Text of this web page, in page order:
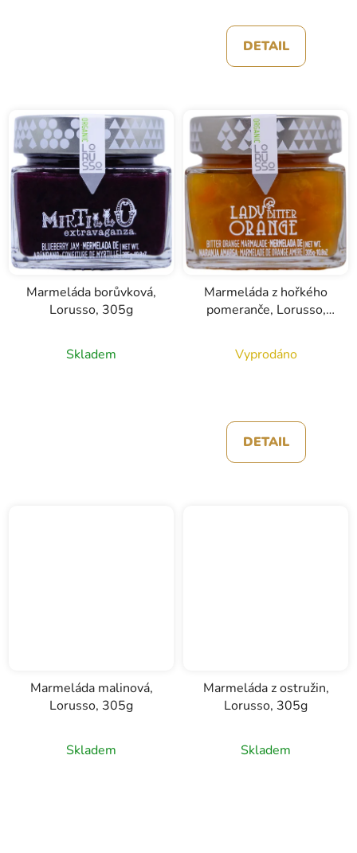
DETAIL
Marmeláda borůvková,
Lorusso, 305g
Skladem
Marmeláda z hořkého
pomeranče, Lorusso,
Vyprodáno
DETAIL
Marmeláda malinová,
Lorusso, 305g
Skladem
Marmeláda z ostružin,
Lorusso, 305g
Skladem